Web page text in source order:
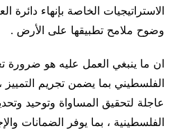
الاستراتيجيات الخاصة بإنهاء
وضوح ملامح تطبيقها على الأرض .
ان ما ينبغي العمل عليه هو ضرورة
الفلسطيني بما يضمن تجريم التمييز
عاجلة لتحقيق المساواة وتوحيد
الفلسطينية ، بما يوفر الضمانات